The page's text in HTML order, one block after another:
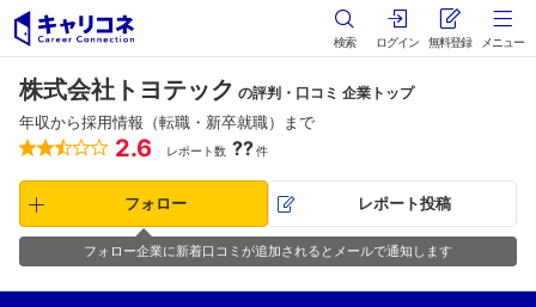
検索 ログイン 無料登録 メニュー
株式会社トヨテック の評判・口コミ 企業トップ
年収から採用情報（転職・新卒就職）まで
2.6 レポート数 ??件
フォロー レポート投稿
フォロー企業に新着口コミが追加されるとメールで通知します